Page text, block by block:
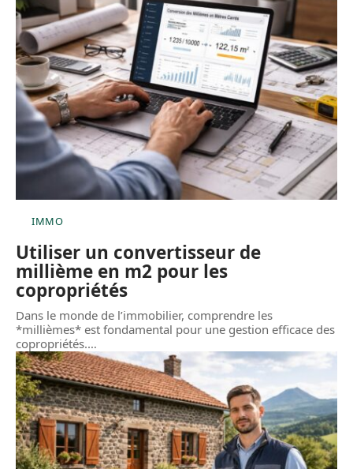
IMMO
Utiliser un convertisseur de
millième en m2 pour les
copropriétés
Dans le monde de l’immobilier, comprendre les
*millièmes* est fondamental pour une gestion efficace des
copropriétés.…